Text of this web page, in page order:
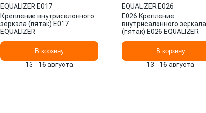
EQUALIZER·Е017
Крепление внутрисалонного
зеркала (пятак) Е017
EQUALIZER
В корзину
13 - 16 августа
EQUALIZER·Е026
Е026 Крепление
внутрисалонного зеркала
(пятак) Е026 EQUALIZER
В корзину
13 - 16 августа